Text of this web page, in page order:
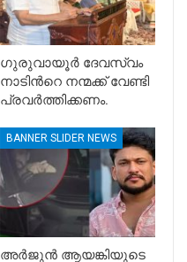
ഗുരുവായൂർ ദേവസ്വം
നാടിൻറെ നന്മക്ക് വേണ്ടി
പ്രവർത്തിക്കണം.
BANNER SLIDER NEWS
അർജുൻ ആയങ്കിയുടെ